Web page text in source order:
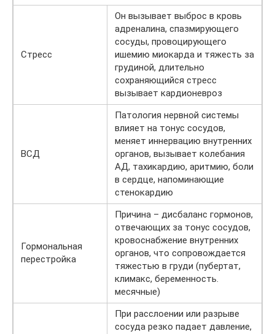
Стресс
Он вызывает выброс в кровь
адреналина, спазмирующего
сосуды, провоцирующего
ишемию миокарда и тяжесть за
грудиной, длительно
сохраняющийся стресс
вызывает кардионевроз
ВСД
Патология нервной системы
влияет на тонус сосудов,
меняет иннервацию внутренних
органов, вызывает колебания
АД, тахикардию, аритмию, боли
в сердце, напоминающие
стенокардию
Гормональная
перестройка
Причина – дисбаланс гормонов,
отвечающих за тонус сосудов,
кровоснабжение внутренних
органов, что сопровождается
тяжестью в груди (пубертат,
климакс, беременность.
месячные)
При расслоении или разрыве
сосуда резко падает давление,